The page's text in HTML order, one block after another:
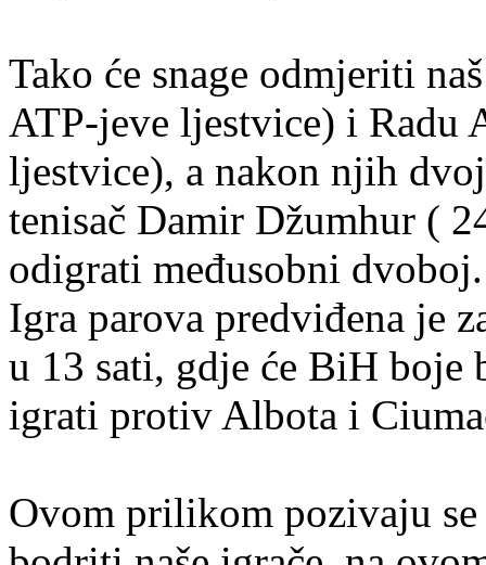
Tako će snage odmjeriti
ATP-jeve ljestvice) i Radu
ljestvice), a nakon njih
tenisač Damir Džumhur (
odigrati međusobni
Igra parova predviđena je
u 13 sati, gdje će BiH
igrati protiv Albota i
Ovom prilikom pozivaju